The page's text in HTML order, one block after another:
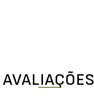
AVALIAÇÕES